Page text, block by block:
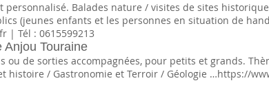
personnalisé. Balades nature / visites de sites
(jeunes enfants et les personnes en situation de
| Tél : 0615599213
Anjou Touraine
ou de sorties accompagnées, pour petits et grands.
histoire / Gastronomie et Terroir / Géologie …https://